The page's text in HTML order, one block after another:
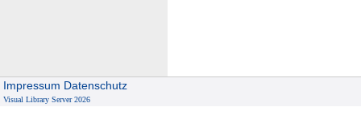
Impressum Datenschutz
Visual Library Server 2026